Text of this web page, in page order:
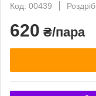
Код: 00439
Роздріб
620 ₴/пара